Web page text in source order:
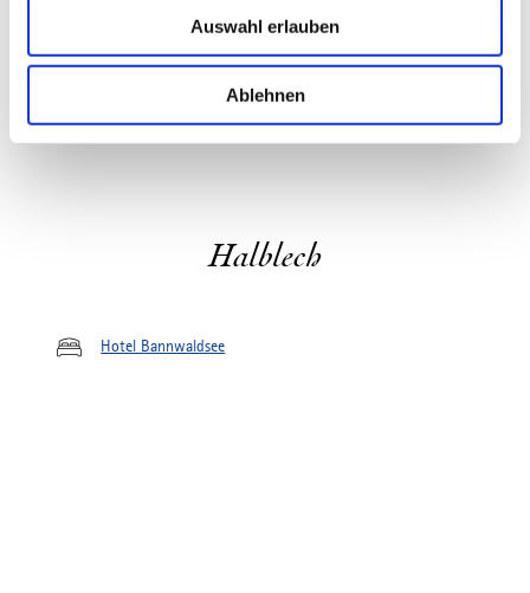
Auswahl erlauben
Ablehnen
Halblech
Hotel Bannwaldsee